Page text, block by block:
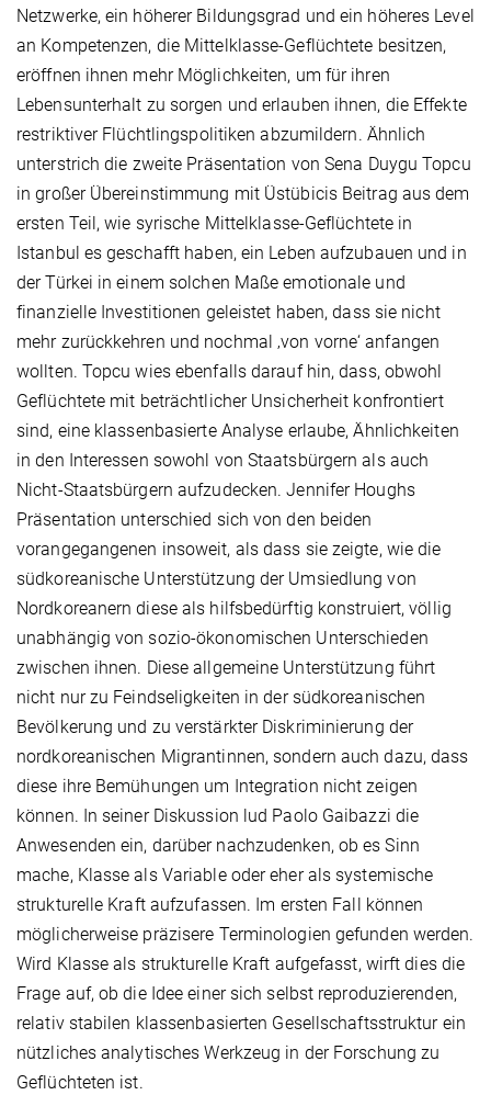
Netzwerke, ein höherer Bildungsgrad und ein höheres Level
an Kompetenzen, die Mittelklasse-Geflüchtete besitzen,
eröffnen ihnen mehr Möglichkeiten, um für ihren
Lebensunterhalt zu sorgen und erlauben ihnen, die Effekte
restriktiver Flüchtlingspolitiken abzumildern. Ähnlich
unterstrich die zweite Präsentation von Sena Duygu Topcu
in großer Übereinstimmung mit Üstübicis Beitrag aus dem
ersten Teil, wie syrische Mittelklasse-Geflüchtete in
Istanbul es geschafft haben, ein Leben aufzubauen und in
der Türkei in einem solchen Maße emotionale und
finanzielle Investitionen geleistet haben, dass sie nicht
mehr zurückkehren und nochmal ‚von vorne‘ anfangen
wollten. Topcu wies ebenfalls darauf hin, dass, obwohl
Geflüchtete mit beträchtlicher Unsicherheit konfrontiert
sind, eine klassenbasierte Analyse erlaube, Ähnlichkeiten
in den Interessen sowohl von Staatsbürgern als auch
Nicht-Staatsbürgern aufzudecken. Jennifer Houghs
Präsentation unterschied sich von den beiden
vorangegangenen insoweit, als dass sie zeigte, wie die
südkoreanische Unterstützung der Umsiedlung von
Nordkoreanern diese als hilfsbedürftig konstruiert, völlig
unabhängig von sozio-ökonomischen Unterschieden
zwischen ihnen. Diese allgemeine Unterstützung führt
nicht nur zu Feindseligkeiten in der südkoreanischen
Bevölkerung und zu verstärkter Diskriminierung der
nordkoreanischen Migrantinnen, sondern auch dazu, dass
diese ihre Bemühungen um Integration nicht zeigen
können. In seiner Diskussion lud Paolo Gaibazzi die
Anwesenden ein, darüber nachzudenken, ob es Sinn
mache, Klasse als Variable oder eher als systemische
strukturelle Kraft aufzufassen. Im ersten Fall können
möglicherweise präzisere Terminologien gefunden werden.
Wird Klasse als strukturelle Kraft aufgefasst, wirft dies die
Frage auf, ob die Idee einer sich selbst reproduzierenden,
relativ stabilen klassenbasierten Gesellschaftsstruktur ein
nützliches analytisches Werkzeug in der Forschung zu
Geflüchteten ist.